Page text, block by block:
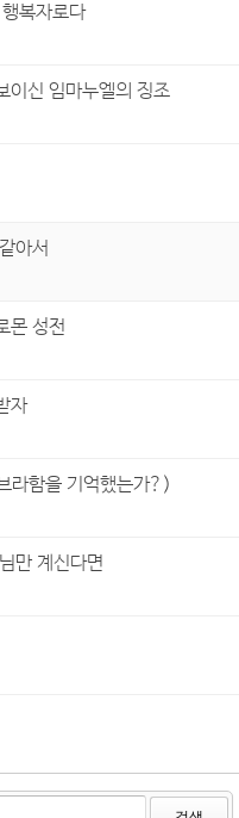
복자로다
이신 임마누엘의 징조
아서
몬 성전
자
라함을 기억했는가?)
만 계신다면